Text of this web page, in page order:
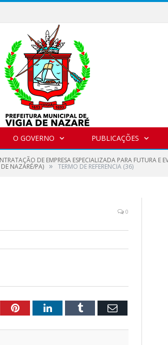
O GOVERNO PUBLICAÇÕES
DE EMPRESA ESPECIALIZADA PARA FUTURA E
NAZARÉ/PA) » TERMO DE REFERENCIA (36)
0
PinterestLinkedInTumblr Email